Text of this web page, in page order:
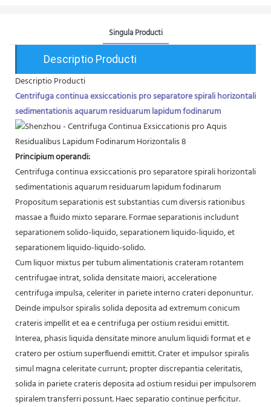
Singula Producti
Descriptio Producti
Descriptio Producti
Centrifuga continua exsiccationis pro separatore spirali horizontali
sedimentationis aquarum residuarum lapidum fodinarum
Principium operandi:
Centrifuga continua exsiccationis pro separatore spirali horizontali
sedimentationis aquarum residuarum lapidum fodinarum
Propositum separationis est substantias cum diversis rationibus
massae a fluido mixto separare. Formae separationis includunt
separationem solido-liquido, separationem liquido-liquido, et
separationem liquido-liquido-solido.
Cum liquor mixtus per tubum alimentationis crateram rotantem
centrifugae intrat, solida densitate maiori, acceleratione
centrifuga impulsa, celeriter in pariete interno crateri deponuntur.
Deinde impulsor spiralis solida deposita ad extremum conicum
crateris impellit et ea e centrifuga per ostium residui emittit.
Interea, phasis liquida densitate minore anulum liquidi format et e
cratero per ostium superfluendi emittit. Crater et impulsor spiralis
simul magna celeritate currunt; propter discrepantia celeritatis,
solida in pariete crateris deposita ad ostium residui per impulsorem
spiralem transferri possunt. Haec separatio continue perficitur.